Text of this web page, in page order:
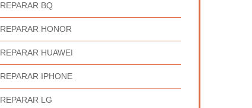
REPARAR BQ
REPARAR HONOR
REPARAR HUAWEI
REPARAR IPHONE
REPARAR LG